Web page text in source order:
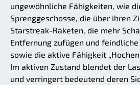
ungewöhnliche Fähigkeiten, wie
Sprenggeschosse, die über ihren
Starstreak-Raketen, die mehr
Entfernung zufügen und feindliche
sowie die aktive Fähigkeit
Im aktiven Zustand blendet der
und verringert bedeutend deren